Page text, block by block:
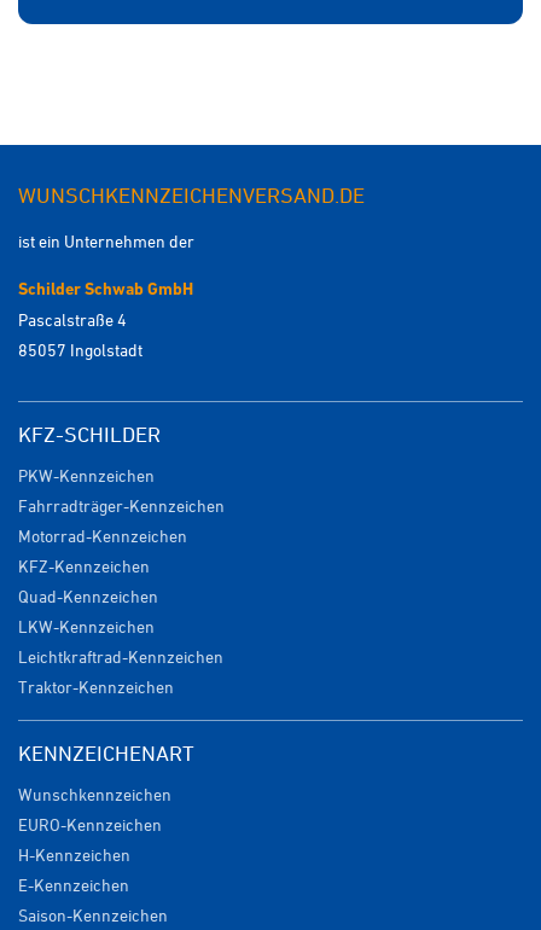
WUNSCHKENNZEICHENVERSAND.DE
ist ein Unternehmen der
Schilder Schwab GmbH
Pascalstraße 4
85057 Ingolstadt
KFZ-SCHILDER
PKW-Kennzeichen
Fahrradträger-Kennzeichen
Motorrad-Kennzeichen
KFZ-Kennzeichen
Quad-Kennzeichen
LKW-Kennzeichen
Leichtkraftrad-Kennzeichen
Traktor-Kennzeichen
KENNZEICHENART
Wunschkennzeichen
EURO-Kennzeichen
H-Kennzeichen
E-Kennzeichen
Saison-Kennzeichen